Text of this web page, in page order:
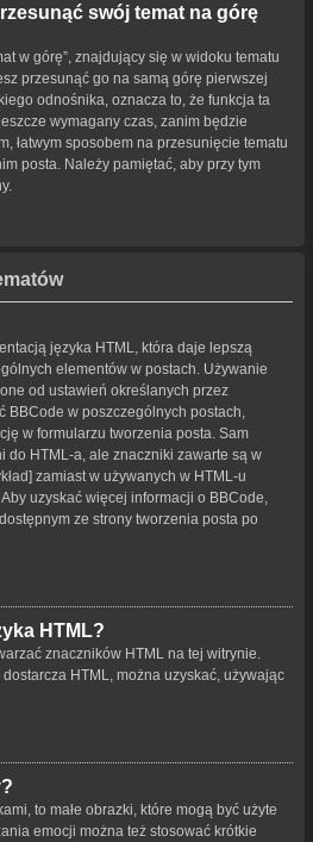
swój temat na górę
w górę”, znajdujący się w widoku tematu
przesunąć go na samą górę pierwszej
odnośnika, oznacza to, że funkcja ta
wymagany czas, zanim będzie
łatwym sposobem na przesunięcie tematu
posta. Należy pamiętać, aby przy tym
języka HTML, która daje lepszą
elementów w postach. Używanie
od ustawień określanych przez
BBCode w poszczególnych postach,
w formularzu tworzenia posta. Sam
do HTML-a, ale znaczniki zawarte są w
zamiast w używanych w HTML-u
uzyskać więcej informacji o BBCode,
ze strony tworzenia posta po
HTML?
znaczników HTML na tej witrynie.
HTML, można uzyskać, używając
to małe obrazki, które mogą być użyte
emocji można też stosować krótkie